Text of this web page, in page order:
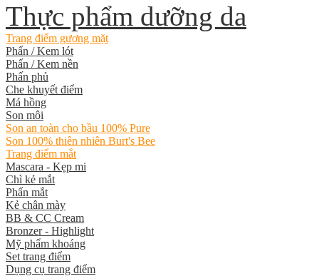
Thực phẩm dưỡng da
Trang điểm gương mặt
Phấn / Kem lót
Phấn / Kem nền
Phấn phủ
Che khuyết điểm
Má hồng
Son môi
Son an toàn cho bầu 100% Pure
Son 100% thiên nhiên Burt's Bee
Trang điểm mắt
Mascara - Kẹp mi
Chì kẻ mắt
Phấn mắt
Kẻ chân mày
BB & CC Cream
Bronzer - Highlight
Mỹ phẩm khoáng
Set trang điểm
Dụng cụ trang điểm